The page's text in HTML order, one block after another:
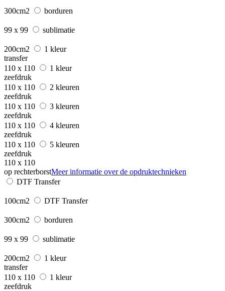
300cm2 borduren
99 x 99 sublimatie
200cm2
1 kleur
transfer
110 x 110
1 kleur
zeefdruk
110 x 110
2 kleuren
zeefdruk
110 x 110
3 kleuren
zeefdruk
110 x 110
4 kleuren
zeefdruk
110 x 110
5 kleuren
zeefdruk
110 x 110
op rechterborstMeer informatie over de opdruktechnieken
DTF Transfer
100cm2 DTF Transfer
300cm2 borduren
99 x 99 sublimatie
200cm2
1 kleur
transfer
110 x 110
1 kleur
zeefdruk